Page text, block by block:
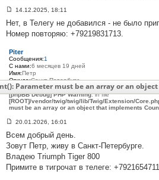
о
б
е
н
и
е
#
3
0
7
14.12.2025, 18:11
Нет, в Телегу не добавился - не было
Номер повторяю: +79219831713.
Piter
Сообщения:1
С нами:6 месяцев 19 дней
Имя:Петр
Откуда:Санкт-Петербург
Мото:Triumph Tiger 800 2012
[phpBB Debug] PHP Warning: in file
[ROOT]/vendor/twig/twig/lib/Twig/Extension/
must be an array or an object that implements
Parameter must be an array or an
о
б
щ
н
20.01.2026, 16:01
Всем добрый день.
Зовут Петр, живу в Санкт-Петербурге.
Владею Triumph Tiger 800
Примите в тигрочат в телеге: